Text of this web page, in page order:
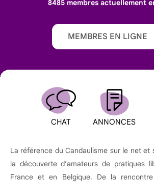
8485 membres actuellement
MEMBRES EN LIGNE
CHAT ANNONCES
La référence du Candaulisme sur le net et
la découverte d’amateurs de pratiques
France et en Belgique. De la